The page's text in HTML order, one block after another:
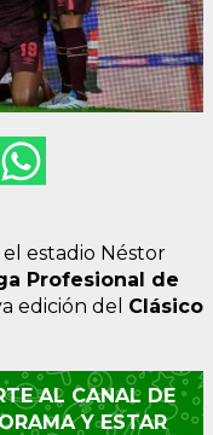
estadio Néstor
Profesional de
edición del Clásico
AL CANAL DE
Y ESTAR